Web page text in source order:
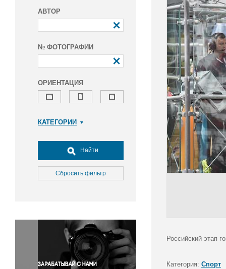
АВТОР
№ ФОТОГРАФИИ
ОРИЕНТАЦИЯ
КАТЕГОРИИ
Досуг, туризм и отдых
Культура
Медицина
Окружающая среда
Политика
Правосудие
Происшествия и конфликты
Найти
Сбросить фильтр
Российский этап
Категория: Спорт